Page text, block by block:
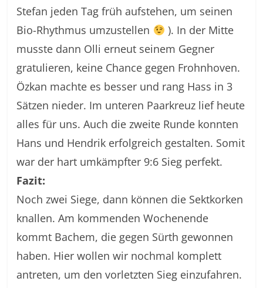
Stefan jeden Tag früh aufstehen, um seinen
Bio-Rhythmus umzustellen
). In der Mitte
musste dann Olli erneut seinem Gegner
gratulieren, keine Chance gegen Frohnhoven.
Özkan machte es besser und rang Hass in 3
Sätzen nieder. Im unteren Paarkreuz lief heute
alles für uns. Auch die zweite Runde konnten
Hans und Hendrik erfolgreich gestalten. Somit
war der hart umkämpfter 9:6 Sieg perfekt.
Fazit:
Noch zwei Siege, dann können die Sektkorken
knallen. Am kommenden Wochenende
kommt Bachem, die gegen Sürth gewonnen
haben. Hier wollen wir nochmal komplett
antreten, um den vorletzten Sieg einzufahren.